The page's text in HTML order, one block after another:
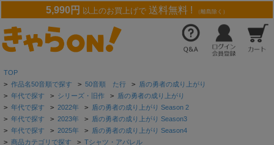
5,990円 以上のお買上げで 送料無料 ! （離島除く）
TOP
> 作品名50音順で探す > 50音順 た行 > 盾の勇者の成り上がり
> 年代で探す > シリーズ・旧作 > 盾の勇者の成り上がり
> 年代で探す > 2022年 > 盾の勇者の成り上がり Season 2
> 年代で探す > 2023年 > 盾の勇者の成り上がり Season3
> 年代で探す > 2025年 > 盾の勇者の成り上がり Season4
> 商品カテゴリで探す > Tシャツ・アパレル